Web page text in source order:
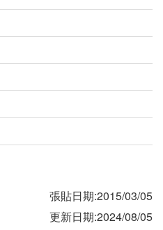
張貼日期:2015/03/05
更新日期:2024/08/05